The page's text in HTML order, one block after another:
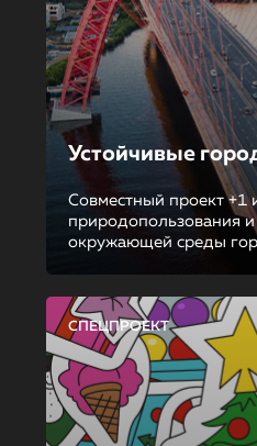
Устойчивые
Совместный проект +1
природопользования
окружающей среды
СПЕЦПРОЕКТ